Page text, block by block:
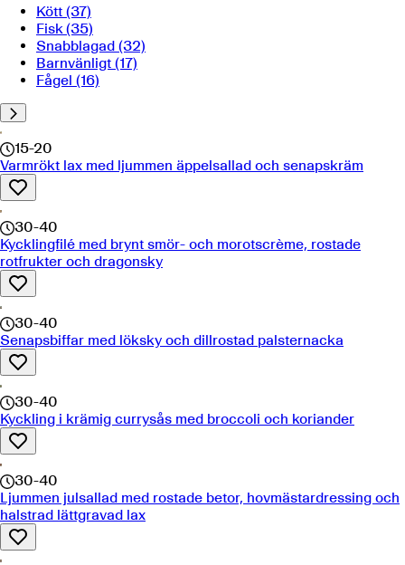
Kött (37)
Fisk (35)
Snabblagad (32)
Barnvänligt (17)
Fågel (16)
15-20
Varmrökt lax med ljummen äppelsallad och senapskräm
30-40
Kycklingfilé med brynt smör- och morotscrème, rostade
rotfrukter och dragonsky
30-40
Senapsbiffar med löksky och dillrostad palsternacka
30-40
Kyckling i krämig currysås med broccoli och koriander
30-40
Ljummen julsallad med rostade betor, hovmästardressing och
halstrad lättgravad lax